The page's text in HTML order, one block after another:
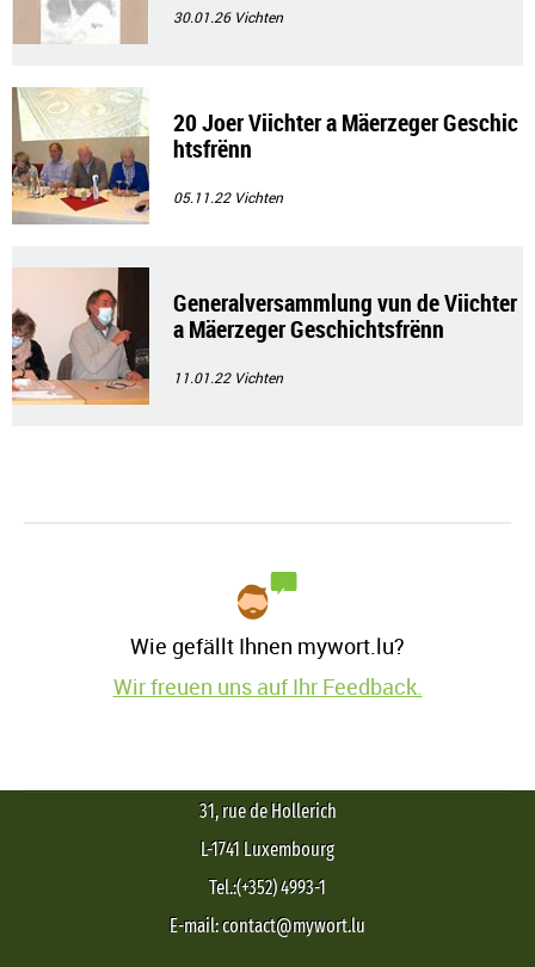
30.01.26 Vichten
20 Joer Viichter a Mäerzeger Geschic
htsfrënn
05.11.22 Vichten
Generalversammlung vun de Viichter
a Mäerzeger Geschichtsfrënn
11.01.22 Vichten
Wie gefällt Ihnen mywort.lu?
Wir freuen uns auf Ihr Feedback.
31, rue de Hollerich
L-1741 Luxembourg
Tel.:(+352) 4993-1
E-mail: contact@mywort.lu